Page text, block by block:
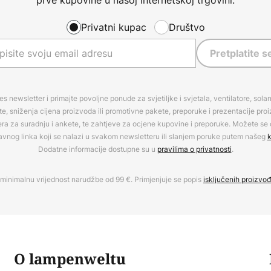
Privatni kupac Društvo
Pretplatite
newsletter i primajte povoljne ponude za svjetiljke i svjetala, ventilatore,
sniženja cijena proizvoda ili promotivne pakete, preporuke i prezentacije
za suradnju i ankete, te zahtjeve za ocjene kupovine i preporuke. Možete se
linka koji se nalazi u svakom newsletteru ili slanjem poruke putem našeg
Dodatne informacije dostupne su u pravilima o privatnosti.
vrijednost narudžbe od 99 €. Primjenjuje se popisisključenih
O lampenweltu